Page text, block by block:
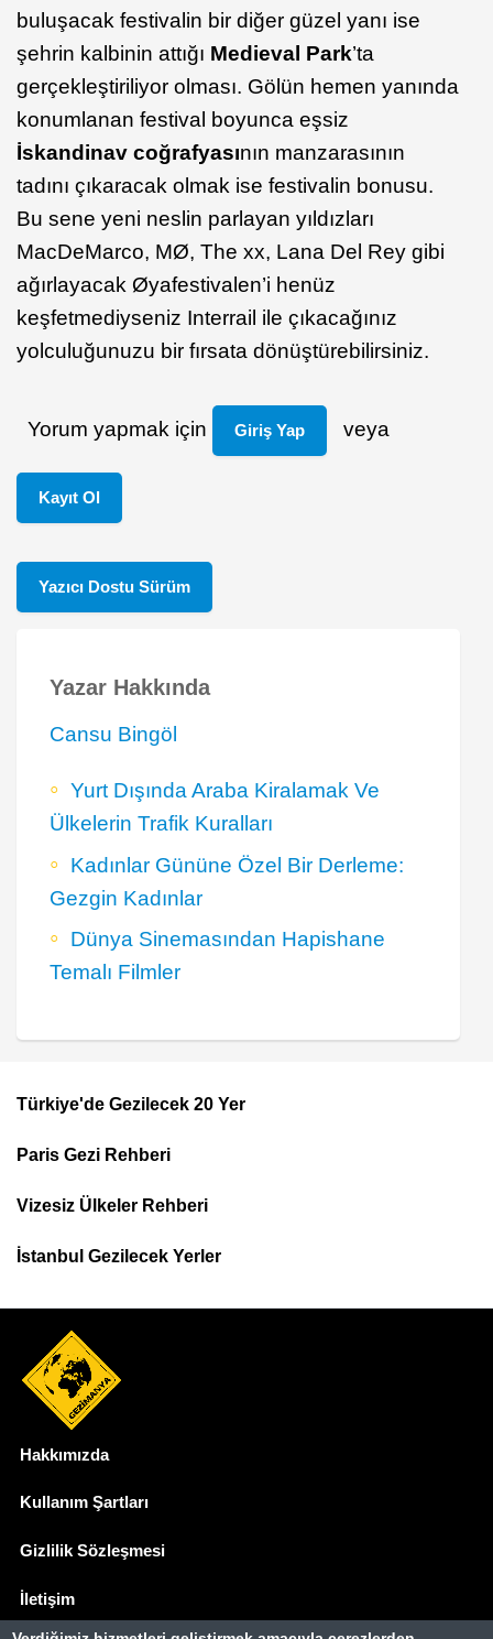
buluşacak festivalin bir diğer güzel yanı ise
şehrin kalbinin attığı Medieval Park’ta
gerçekleştiriliyor olması. Gölün hemen yanında
konumlanan festival boyunca eşsiz
İskandinav coğrafyasının manzarasının
tadını çıkaracak olmak ise festivalin bonusu.
Bu sene yeni neslin parlayan yıldızları
MacDeMarco, MØ, The xx, Lana Del Rey gibi
ağırlayacak Øyafestivalen’i henüz
keşfetmediyseniz Interrail ile çıkacağınız
yolculuğunuzu bir fırsata dönüştürebilirsiniz.
Yorum yapmak için Giriş Yap veya
Kayıt Ol
Yazıcı Dostu Sürüm
Yazar Hakkında
Cansu Bingöl
Yurt Dışında Araba Kiralamak Ve
Ülkelerin Trafik Kuralları
Kadınlar Gününe Özel Bir Derleme:
Gezgin Kadınlar
Dünya Sinemasından Hapishane
Temalı Filmler
Top
Menu
Türkiye'de Gezilecek 20 Yer
Paris Gezi Rehberi
Vizesiz Ülkeler Rehberi
İstanbul Gezilecek Yerler
Hakkımızda
Kullanım Şartları
Gizlilik Sözleşmesi
İletişim